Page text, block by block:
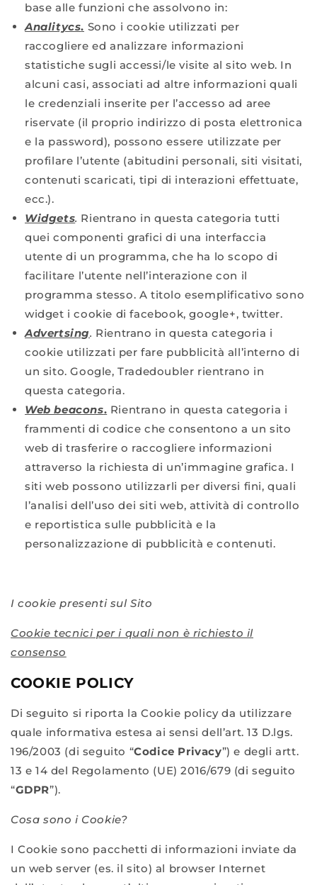
base alle funzioni che assolvono in:
Analitycs. Sono i cookie utilizzati per
raccogliere ed analizzare informazioni
statistiche sugli accessi/le visite al sito web. In
alcuni casi, associati ad altre informazioni quali
le credenziali inserite per l’accesso ad aree
riservate (il proprio indirizzo di posta elettronica
e la password), possono essere utilizzate per
profilare l’utente (abitudini personali, siti visitati,
contenuti scaricati, tipi di interazioni effettuate,
ecc.).
Widgets. Rientrano in questa categoria tutti
quei componenti grafici di una interfaccia
utente di un programma, che ha lo scopo di
facilitare l’utente nell’interazione con il
programma stesso. A titolo esemplificativo sono
widget i cookie di facebook, google+, twitter.
Advertsing. Rientrano in questa categoria i
cookie utilizzati per fare pubblicità all’interno di
un sito. Google, Tradedoubler rientrano in
questa categoria.
Web beacons. Rientrano in questa categoria i
frammenti di codice che consentono a un sito
web di trasferire o raccogliere informazioni
attraverso la richiesta di un’immagine grafica. I
siti web possono utilizzarli per diversi fini, quali
l’analisi dell’uso dei siti web, attività di controllo
e reportistica sulle pubblicità e la
personalizzazione di pubblicità e contenuti.
I cookie presenti sul Sito
Cookie tecnici per i quali non è richiesto il
consenso
COOKIE POLICY
Di seguito si riporta la Cookie policy da utilizzare
quale informativa estesa ai sensi dell’art. 13 D.lgs.
196/2003 (di seguito “Codice Privacy”) e degli artt.
13 e 14 del Regolamento (UE) 2016/679 (di seguito
“GDPR”).
Cosa sono i Cookie?
I Cookie sono pacchetti di informazioni inviate da
un web server (es. il sito) al browser Internet